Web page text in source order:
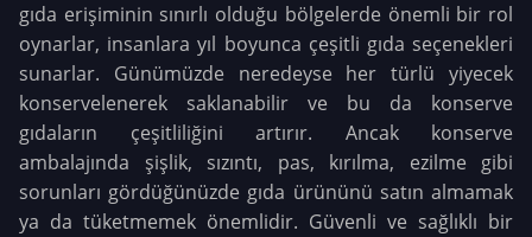
gıda erişiminin sınırlı olduğu bölgelerde önemli bir rol
oynarlar, insanlara yıl boyunca çeşitli gıda seçenekleri
sunarlar. Günümüzde neredeyse her türlü yiyecek
konservelenerek saklanabilir ve bu da konserve
gıdaların çeşitliliğini artırır. Ancak konserve
ambalajında şişlik, sızıntı, pas, kırılma, ezilme gibi
sorunları gördüğünüzde gıda ürününü satın almamak
ya da tüketmemek önemlidir. Güvenli ve sağlıklı bir